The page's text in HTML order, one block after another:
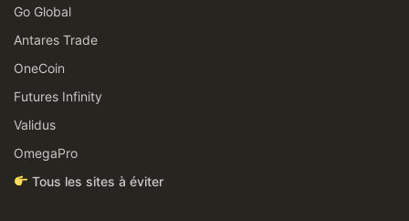
Go Global
Antares Trade
OneCoin
Futures Infinity
Validus
OmegaPro
Tous les sites à éviter